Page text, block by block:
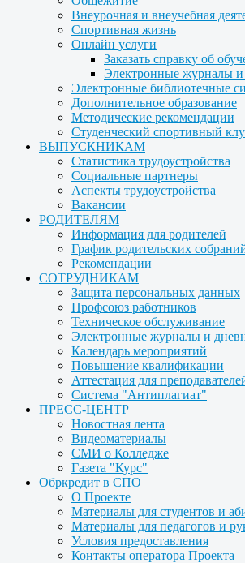
Внеурочная и внеучебная
Спортивная жизнь
Онлайн услуги
Заказать справку об
Электронные журналы
Электронные библиотечные
Дополнительное образование
Методические рекомендации
Студенческий спортивный
ВЫПУСКНИКАМ
Статистика трудоустройства
Социальные партнеры
Аспекты трудоустройства
Вакансии
РОДИТЕЛЯМ
Информация для родителей
График родительских
Рекомендации
СОТРУДНИКАМ
Защита персональных данных
Профсоюз работников
Техническое обслуживание
Электронные журналы и
Календарь мероприятий
Повышение квалификации
Аттестация для
Система "Антиплагиат"
ПРЕСС-ЦЕНТР
Новостная лента
Видеоматериалы
СМИ о Колледже
Газета "Курс"
Обркредит в СПО
О Проекте
Материалы для студентов и
Материалы для педагогов и
Условия предоставления
Контакты оператора Проекта